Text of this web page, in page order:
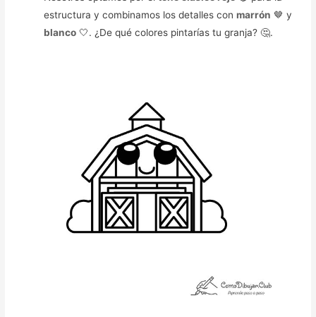
estructura y combinamos los detalles conmarrón 🤎 y
blanco 🤍. ¿De qué colores pintarías tu granja? 🤔.